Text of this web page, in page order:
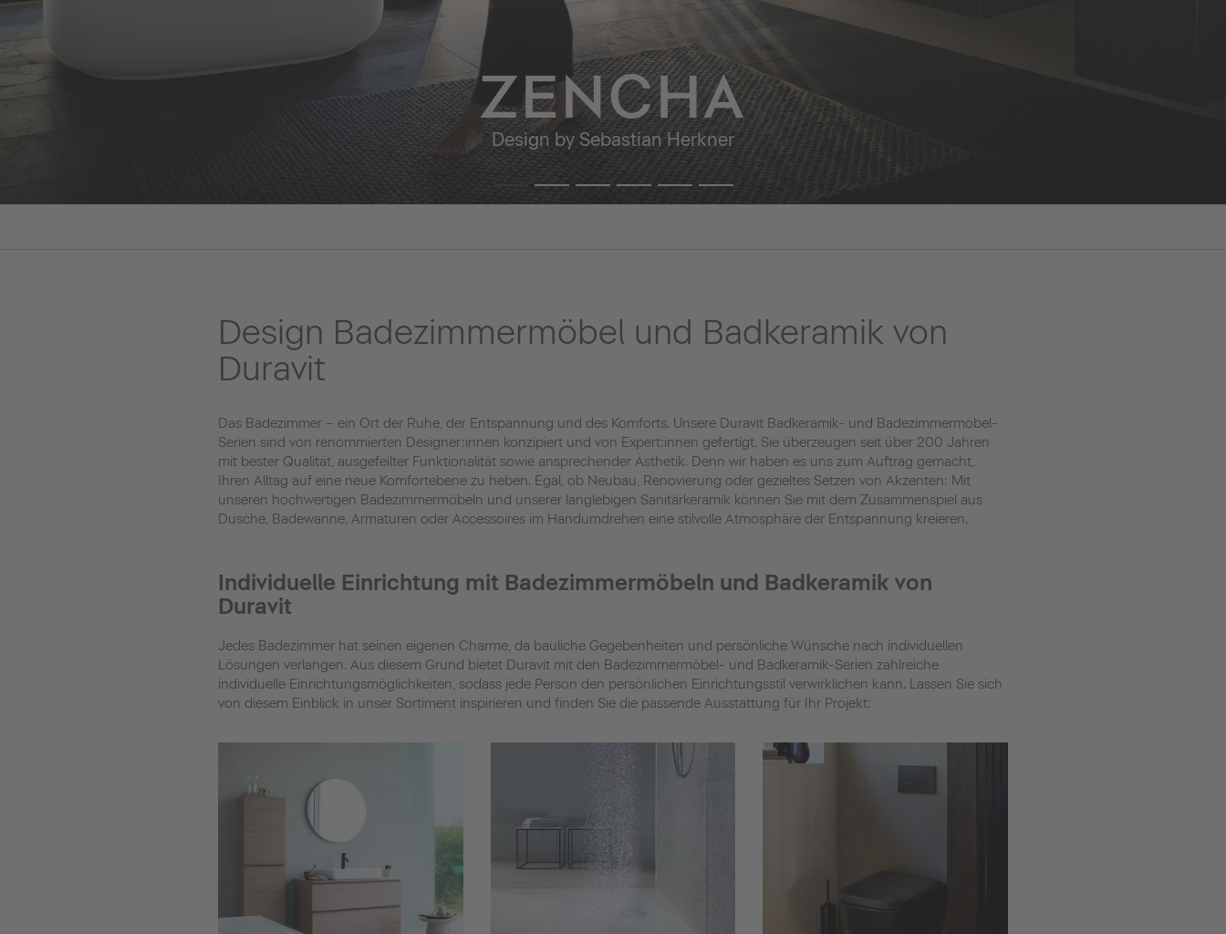
ZENCHA
Design by Sebastian Herkner
Design Badezimmermöbel und Badkeramik von
Duravit
Das Badezimmer – ein Ort der Ruhe, der Entspannung und des Komforts. Unsere Duravit Badkeramik- und Badezimmermöbel-
Serien sind von renommierten Designer:innen konzipiert und von Expert:innen gefertigt. Sie überzeugen seit über 200 Jahren
mit bester Qualität, ausgefeilter Funktionalität sowie ansprechender Ästhetik. Denn wir haben es uns zum Auftrag gemacht,
Ihren Alltag auf eine neue Komfortebene zu heben. Egal, ob Neubau, Renovierung oder gezieltes Setzen von Akzenten: Mit
unseren hochwertigen Badezimmermöbeln und unserer langlebigen Sanitärkeramik können Sie mit dem Zusammenspiel aus
Dusche, Badewanne, Armaturen oder Accessoires im Handumdrehen eine stilvolle Atmosphäre der Entspannung kreieren.
Individuelle Einrichtung mit Badezimmermöbeln und Badkeramik von
Duravit
Jedes Badezimmer hat seinen eigenen Charme, da bauliche Gegebenheiten und persönliche Wünsche nach individuellen
Lösungen verlangen. Aus diesem Grund bietet Duravit mit den Badezimmermöbel- und Badkeramik-Serien zahlreiche
individuelle Einrichtungsmöglichkeiten, sodass jede Person den persönlichen Einrichtungsstil verwirklichen kann. Lassen Sie sich
von diesem Einblick in unser Sortiment inspirieren und finden Sie die passende Ausstattung für Ihr Projekt: